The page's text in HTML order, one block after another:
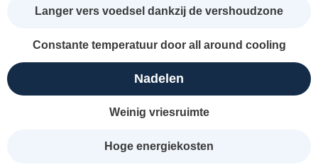
Langer vers voedsel dankzij de vershoudzone
Constante temperatuur door all around cooling
Nadelen
Weinig vriesruimte
Hoge energiekosten